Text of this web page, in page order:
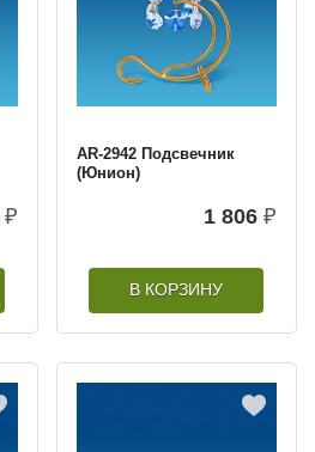
₽
AR-2942 Подсвечник
(Юнион)
1 806 ₽
В КОРЗИНУ